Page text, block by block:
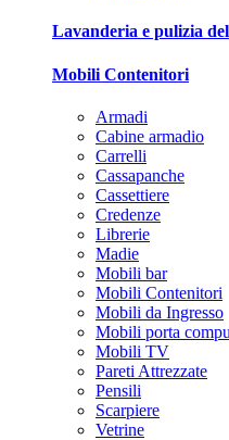
Lavanderia e pulizia
Mobili Contenitori
Armadi
Cabine armadio
Carrelli
Cassapanche
Cassettiere
Credenze
Librerie
Madie
Mobili bar
Mobili Contenitori
Mobili da Ingresso
Mobili porta
Mobili TV
Pareti Attrezzate
Pensili
Scarpiere
Vetrine